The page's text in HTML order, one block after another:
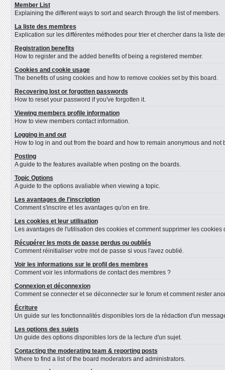
Member List
Explaining the different ways to sort and search through the list of members.
La liste des membres
Explication sur les différentes méthodes pour trier et chercher dans la liste
Registration benefits
How to register and the added benefits of being a registered member.
Cookies and cookie usage
The benefits of using cookies and how to remove cookies set by this board.
Recovering lost or forgotten passwords
How to reset your password if you've forgotten it.
Viewing members profile information
How to view members contact information.
Logging in and out
How to log in and out from the board and how to remain anonymous and not
Posting
A guide to the features available when posting on the boards.
Topic Options
A guide to the options avaliable when viewing a topic.
Les avantages de l'inscription
Comment s'inscrire et les avantages qu'on en tire.
Les cookies et leur utilisation
Les avantages de l'utilisation des cookies et comment supprimer les cookies
Récupérer les mots de passe perdus ou oubliés
Comment réinitialiser votre mot de passe si vous l'avez oublié.
Voir les informations sur le profil des membres
Comment voir les informations de contact des membres ?
Connexion et déconnexion
Comment se connecter et se déconnecter sur le forum et comment rester
Écriture
Un guide sur les fonctionnalités disponibles lors de la rédaction d'un
Les options des sujets
Un guide des options disponibles lors de la lecture d'un sujet.
Contacting the moderating team & reporting posts
Where to find a list of the board moderators and administrators.